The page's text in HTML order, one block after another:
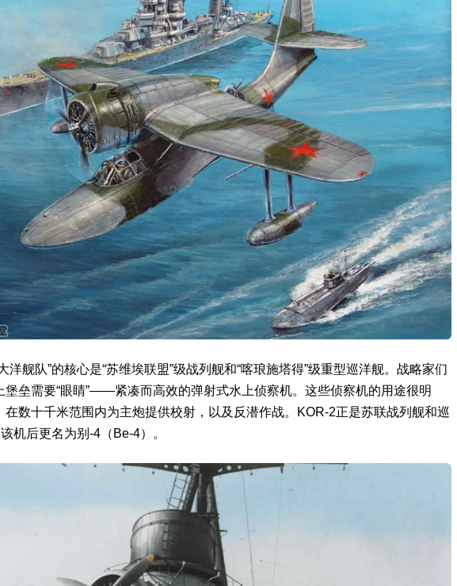
洋舰队”的核心是“苏维埃联盟”级战列舰和“喀琅施塔得”级重型巡洋舰。战略家们
堡垒需要“眼睛”——紧凑而高效的弹射式水上侦察机。这些侦察机的用途很明
在数十千米范围内为主炮提供校射，以及反潜作战。KOR-2正是苏联战列舰和巡
机后更名为别-4（Be-4）。